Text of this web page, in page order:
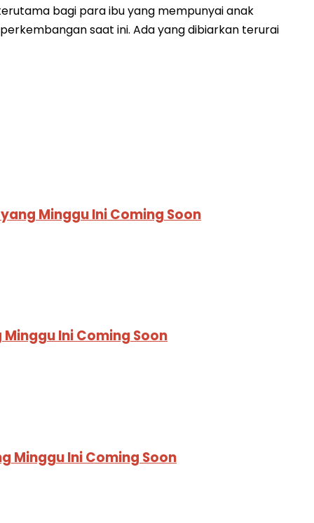
bagi para ibu yang mempunyai anak
saat ini. Ada yang dibiarkan terurai
Minggu Ini Coming Soon
Ini Coming Soon
Minggu Ini Coming Soon